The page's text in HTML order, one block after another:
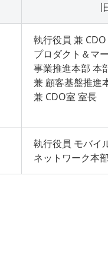
執行役員 兼 CDO
プロダクト＆マ
事業推進本部 本
兼 顧客基盤推進
兼 CDO室 室長
執行役員 モバイ
ネットワーク本